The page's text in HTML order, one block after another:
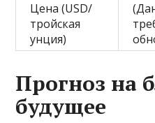
Цена (USD/
тройская
унция)
Прогноз на
будущее